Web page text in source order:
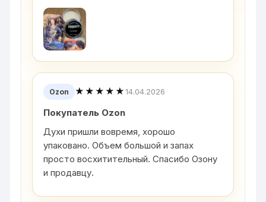
Ozon ★★★★★14.04.2026
Покупатель Ozon
Духи пришли вовремя, хорошо
упаковано. Объем большой и запах
просто восхитительный. Спасибо Озону
и продавцу.